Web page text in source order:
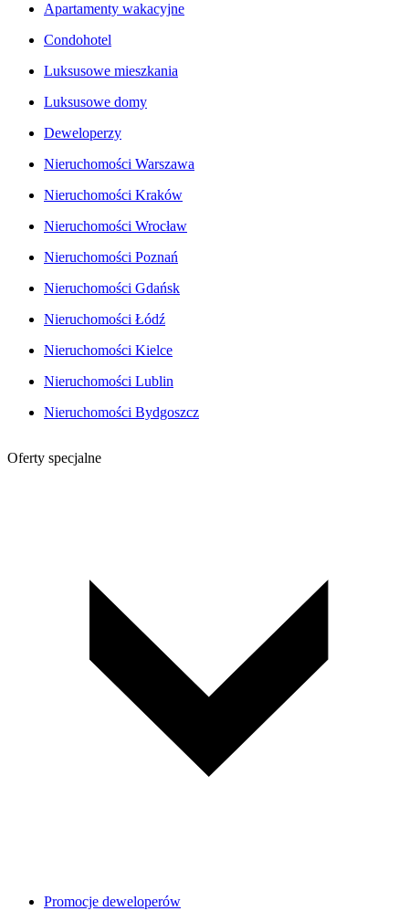
Apartamenty wakacyjne
Condohotel
Luksusowe mieszkania
Luksusowe domy
Deweloperzy
Nieruchomości Warszawa
Nieruchomości Kraków
Nieruchomości Wrocław
Nieruchomości Poznań
Nieruchomości Gdańsk
Nieruchomości Łódź
Nieruchomości Kielce
Nieruchomości Lublin
Nieruchomości Bydgoszcz
Oferty specjalne
Promocje deweloperów